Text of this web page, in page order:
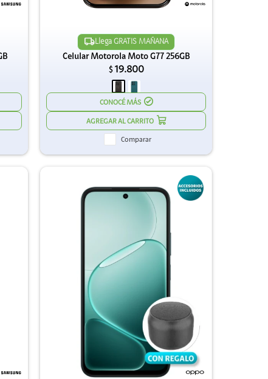
Llega GRATIS MAÑANA
Celular Motorola Moto G77 256GB
$ 19.800
CONOCÉ MÁS
Comparar